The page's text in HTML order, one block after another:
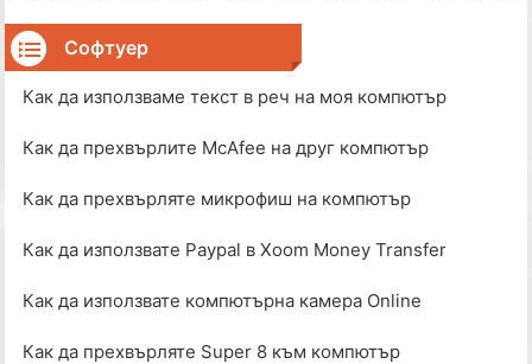
използването на лаптоп в леглото често води до схващане
на гърба или гърба и това може да доведе до пре
Софтуер
Как да използваме текст в реч на моя компютър
Как да прехвърлите McAfee на друг компютър
Как да прехвърляте микрофиш на компютър
Как да използвате Paypal в Xoom Money Transfer
Как да използвате компютърна камера Online
Как да прехвърляте Super 8 към компютър